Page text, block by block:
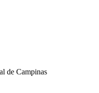
de Campinas